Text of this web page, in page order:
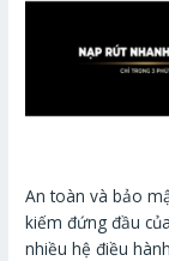
An toàn và bảo
kiếm đứng đầu
nhiều hệ điều